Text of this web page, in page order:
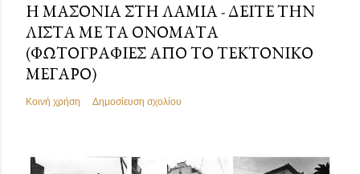
Η ΜΑΣΟΝΊΑ ΣΤΗ ΛΑΜΊΑ - ΔΕΊΤΕ ΤΗΝ
ΛΊΣΤΑ ΜΕ ΤΑ ΟΝΌΜΑΤΑ
(ΦΩΤΟΓΡΑΦΊΕΣ ΑΠΌ ΤΟ ΤΕΚΤΟΝΙΚΌ
ΜΈΓΑΡΟ)
Κοινή χρήση Δημοσίευση σχολίου